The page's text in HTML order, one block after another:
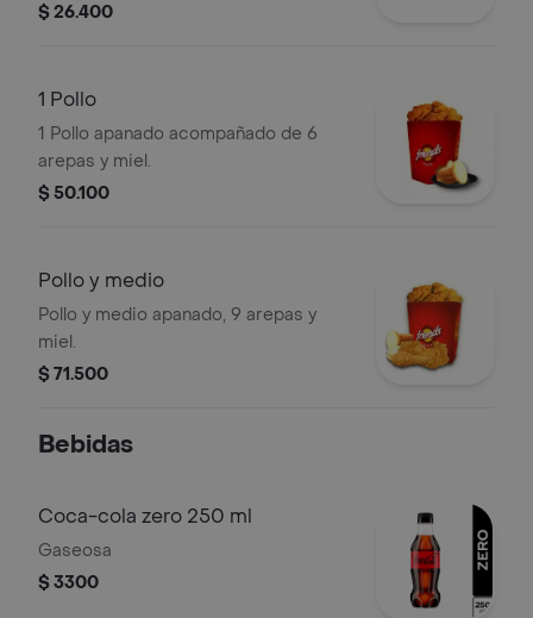
$ 26.400
1 Pollo
1 Pollo apanado acompañado de 6
arepas y miel.
$ 50.100
Pollo y medio
Pollo y medio apanado, 9 arepas y
miel.
$ 71.500
Bebidas
Coca-cola zero 250 ml
Gaseosa
$ 3300